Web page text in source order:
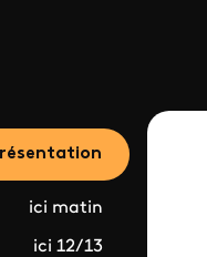
ici matin
ici 12/13